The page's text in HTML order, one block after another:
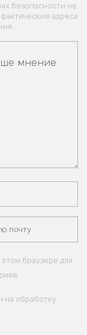
безопасности не
адреса
браузере для
на обработку